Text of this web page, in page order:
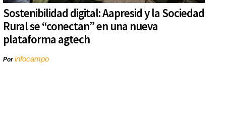
Sostenibilidad digital: Aapresid y la Sociedad
Rural se “conectan” en una nueva
plataforma agtech
Porinfocampo